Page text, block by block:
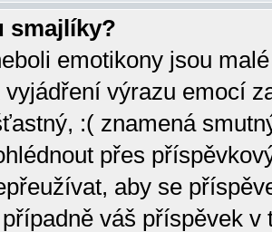
smajlíky?
emotikony jsou
výrazu emocí
:( znamená
přes
aby se
váš příspěvek v